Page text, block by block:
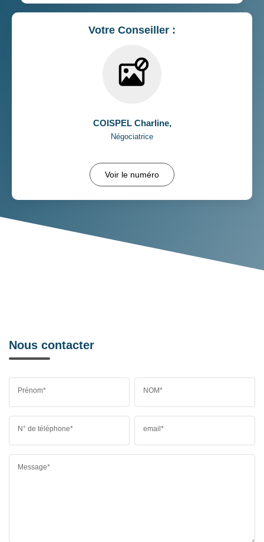
Votre Conseiller :
COISPEL Charline,
Négociatrice
Voir le numéro
Nous contacter
Prénom* NOM*
N° de téléphone* email*
Message*